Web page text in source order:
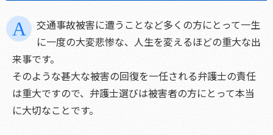
交通事故被害に遭うことなど多くの方にとって一生
に一度の大変悲惨な、人生を変えるほどの重大な出
来事です。
そのような甚大な被害の回復を一任される弁護士の責任
は重大ですので、弁護士選びは被害者の方にとって本当
に大切なことです。